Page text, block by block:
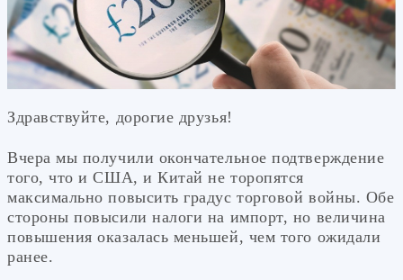
Здравствуйте, дорогие друзья!
Вчера мы получили окончательное подтверждение
того, что и США, и Китай не торопятся
максимально повысить градус торговой войны. Обе
стороны повысили налоги на импорт, но величина
повышения оказалась меньшей, чем того ожидали
ранее.